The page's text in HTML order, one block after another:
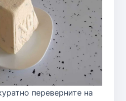
переверните на